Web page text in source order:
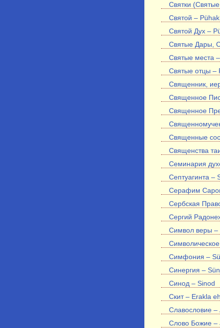
Святки
Святой – Pühak
Святой Дух –
Святые Дары,
Святые места
Святые отцы –
Священник,
Священное
Священное
Священные
Священства
Семинария
Септуагинта –
Серафим
Сербская
Сергий
Символ веры –
Симфония –
Синергия –
Синод – Sinod
Скит – Erakla
Славословие –
Слово Божие –